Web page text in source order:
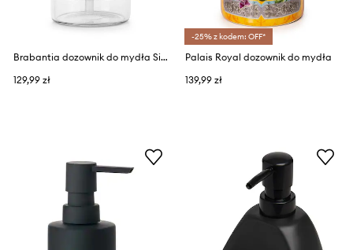
Brabantia dozownik do mydła SinkStyle 200 ml
129,99 zł
-25% z kodem: OFF*
Palais Royal dozownik do mydła
139,99 zł